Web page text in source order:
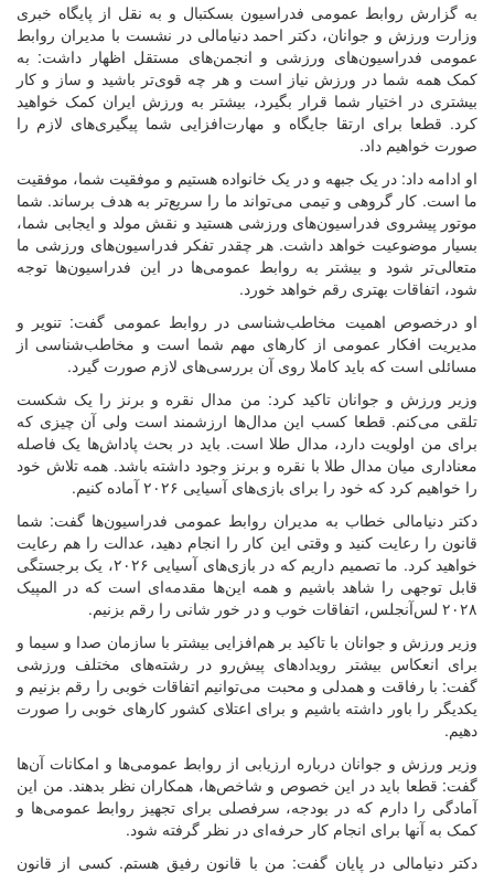
به گزارش روابط عمومی فدراسیون بسکتبال و به نقل از پایگاه خبری
وزارت ورزش و جوانان، دکتر احمد دنیامالی در نشست با مدیران روابط
عمومی فدراسیون‌های ورزشی و انجمن‌های مستقل اظهار داشت: به
کمک همه شما در ورزش نیاز است و هر چه قوی‌تر باشید و ساز و کار
بیشتری در اختیار شما قرار بگیرد، بیشتر به ورزش ایران کمک خواهید
کرد. قطعا برای ارتقا جایگاه و مهارت‌افزایی شما پیگیری‌های لازم را
صورت خواهیم داد.
او ادامه داد: در یک جبهه و در یک خانواده هستیم و موفقیت شما، موفقیت
ما است. کار گروهی و تیمی می‌تواند ما را سریع‌تر به هدف برساند. شما
موتور پیشروی فدراسیون‌های ورزشی هستید و نقش مولد و ایجابی شما،
بسیار موضوعیت خواهد داشت. هر چقدر تفکر فدراسیون‌های ورزشی ما
متعالی‌تر شود و بیشتر به روابط عمومی‌ها در این فدراسیون‌ها توجه
شود، اتفاقات بهتری رقم خواهد خورد.
او درخصوص اهمیت مخاطب‌شناسی در روابط عمومی گفت: تنویر و
مدیریت افکار عمومی از کارهای مهم شما است و مخاطب‌شناسی از
مسائلی است که باید کاملا روی آن بررسی‌های لازم صورت گیرد.
وزیر ورزش و جوانان تاکید کرد: من مدال نقره و برنز را یک شکست
تلقی می‌کنم. قطعا کسب این مدال‌ها ارزشمند است ولی آن چیزی که
برای من اولویت دارد، مدال طلا است. باید در بحث پاداش‌ها یک فاصله
معناداری میان مدال طلا با نقره و برنز وجود داشته باشد. همه تلاش خود
را خواهیم کرد که خود را برای بازی‌های آسیایی ۲۰۲۶ آماده کنیم.
دکتر دنیامالی خطاب به مدیران روابط عمومی فدراسیون‌ها گفت: شما
قانون را رعایت کنید و وقتی این کار را انجام دهید، عدالت را هم رعایت
خواهید کرد. ما تصمیم داریم که در بازی‌های آسیایی ۲۰۲۶، یک برجستگی
قابل توجهی را شاهد باشیم و همه این‌ها مقدمه‌ای است که در المپیک
۲۰۲۸ لس‌آنجلس، اتفاقات خوب و در خور شانی را رقم‌‌ بزنیم.
وزیر ورزش و جوانان با تاکید بر هم‌افزایی بیشتر با سازمان صدا و سیما و
برای انعکاس بیشتر رویدادهای پیش‌رو در رشته‌های مختلف ورزشی
گفت: با رفاقت و همدلی و محبت می‌توانیم اتفاقات خوبی را رقم بزنیم و
یکدیگر را باور داشته باشیم و برای اعتلای کشور کارهای خوبی را صورت
دهیم.
وزیر ورزش و جوانان درباره ارزیابی از روابط عمومی‌ها و امکانات آن‌ها
گفت: قطعا باید در این خصوص و شاخص‌ها، همکاران نظر بدهند. من این
آمادگی را دارم که در بودجه، سرفصلی برای تجهیز روابط عمومی‌ها و
کمک به آنها برای انجام کار حرفه‌ای در نظر گرفته شود.
دکتر دنیامالی در پایان گفت: من با قانون رفیق هستم. کسی از قانون